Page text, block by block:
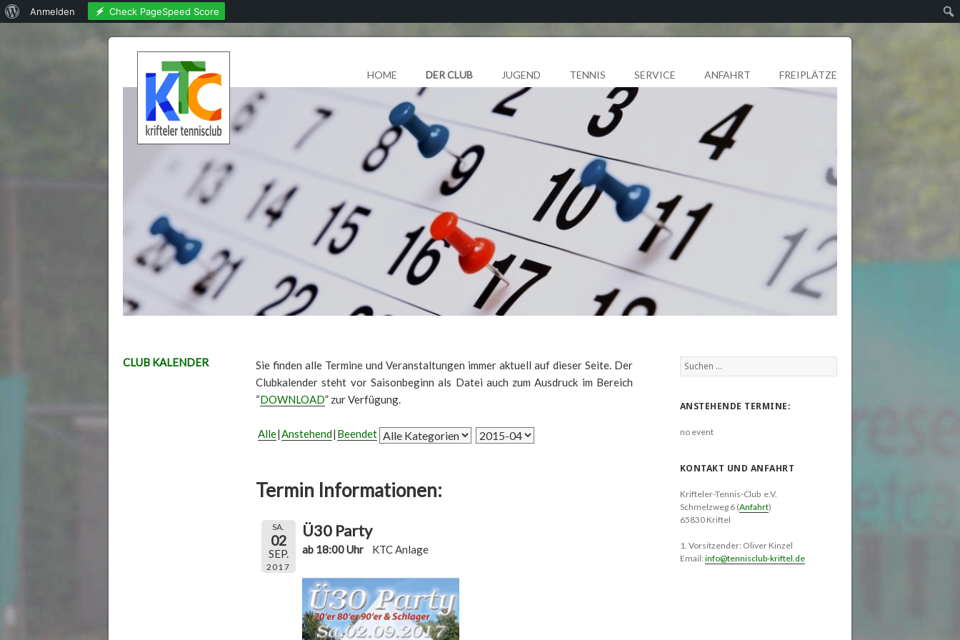
HOME DER CLUB JUGEND TENNIS SERVICE ANFAHRT FREIPLÄTZE
CLUB KALENDER
Suchen
nach:
ANSTEHENDE TERMINE:
no event
KONTAKT UND ANFAHRT
Krifteler-Tennis-Club e.V.
Schmelzweg 6 (Anfahrt)
65830 Kriftel
1. Vorsitzender: Oliver Kinzel
Email: info@tennisclub-kriftel.de
Sie finden alle Termine und Veranstaltungen immer aktuell auf dieser Seite. Der
Clubkalender steht vor Saisonbeginn als Datei auch zum Ausdruck im Bereich
“DOWNLOAD” zur Verfügung.
Alle Anstehend Beendet
Termin Informationen:
SA.
02
SEP.
2017
Ü30 Party
ab 18:00 Uhr KTC Anlage
Über
Anmelden Check PageSpeed Score